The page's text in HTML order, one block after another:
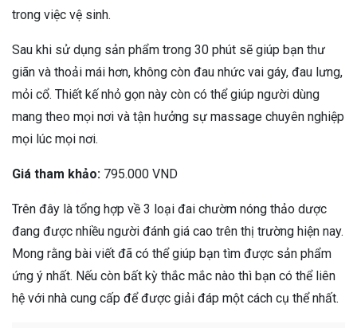
trong việc vệ sinh.
Sau khi sử dụng sản phẩm trong 30 phút sẽ giúp bạn thư
giãn và thoải mái hơn, không còn đau nhức vai gáy, đau lưng,
mỏi cổ. Thiết kế nhỏ gọn này còn có thể giúp người dùng
mang theo mọi nơi và tận hưởng sự massage chuyên nghiệp
mọi lúc mọi nơi.
Giá tham khảo: 795.000 VND
Trên đây là tổng hợp về 3 loại đai chườm nóng thảo dược
đang được nhiều người đánh giá cao trên thị trường hiện nay.
Mong rằng bài viết đã có thể giúp bạn tìm được sản phẩm
ứng ý nhất. Nếu còn bất kỳ thắc mắc nào thì bạn có thể liên
hệ với nhà cung cấp để được giải đáp một cách cụ thể nhất.